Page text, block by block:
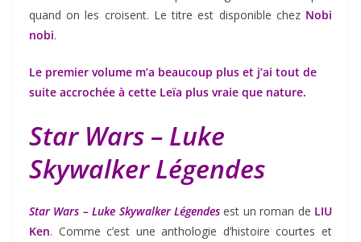
quand on les croisent. Le titre est disponible chez Nobi
nobi.
Le premier volume m’a beaucoup plus et j’ai tout de
suite accrochée à cette Leïa plus vraie que nature.
Star Wars – Luke
Skywalker Légendes
Star Wars – Luke Skywalker Légendes est un roman de LIU
Ken. Comme c’est une anthologie d’histoire courtes et